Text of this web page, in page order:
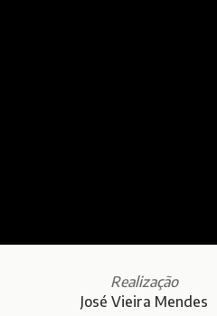
Realização
José Vieira Mendes